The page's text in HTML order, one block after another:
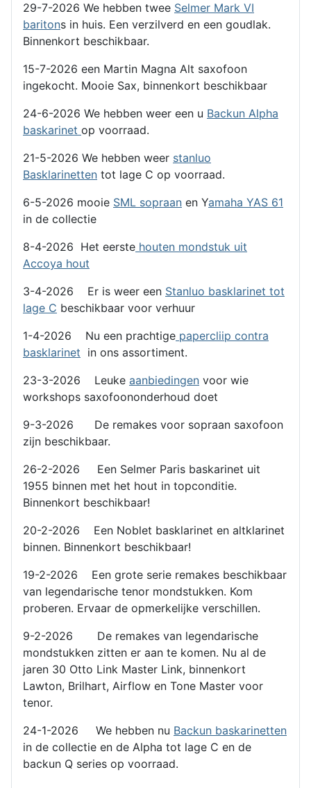
29-7-2026 We hebben twee Selmer Mark VI
baritons in huis. Een verzilverd en een goudlak.
Binnenkort beschikbaar.
15-7-2026 een Martin Magna Alt saxofoon
ingekocht. Mooie Sax, binnenkort beschikbaar
24-6-2026 We hebben weer een u Backun Alpha
baskarinet op voorraad.
21-5-2026 We hebben weer stanluo
Basklarinetten tot lage C op voorraad.
6-5-2026 mooie SML sopraan en Yamaha YAS 61
in de collectie
8-4-2026 Het eerste houten mondstuk uit
Accoya hout
3-4-2026 Er is weer een Stanluo basklarinet tot
lage C beschikbaar voor verhuur
1-4-2026 Nu een prachtige papercliip contra
basklarinet in ons assortiment.
23-3-2026 Leuke aanbiedingen voor wie
workshops saxofoononderhoud doet
9-3-2026 De remakes voor sopraan saxofoon
zijn beschikbaar.
26-2-2026 Een Selmer Paris baskarinet uit
1955 binnen met het hout in topconditie.
Binnenkort beschikbaar!
20-2-2026 Een Noblet basklarinet en altklarinet
binnen. Binnenkort beschikbaar!
19-2-2026 Een grote serie remakes beschikbaar
van legendarische tenor mondstukken. Kom
proberen. Ervaar de opmerkelijke verschillen.
9-2-2026 De remakes van legendarische
mondstukken zitten er aan te komen. Nu al de
jaren 30 Otto Link Master Link, binnenkort
Lawton, Brilhart, Airflow en Tone Master voor
tenor.
24-1-2026 We hebben nu Backun baskarinetten
in de collectie en de Alpha tot lage C en de
backun Q series op voorraad.